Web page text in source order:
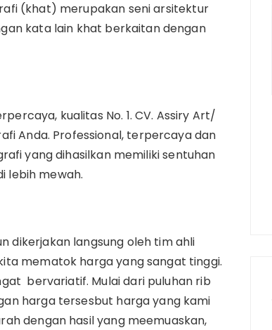
(khat) merupakan seni arsitektur
kata lain khat berkaitan dengan
kualitas No. 1. CV. Assiry Art/
Anda. Professional, terpercaya dan
yang dihasilkan memiliki sentuhan
lebih mewah.
dikerjakan langsung oleh tim ahli
mematok harga yang sangat tinggi.
bervariatif. Mulai dari puluhan rib
harga tersesbut harga yang kami
dengan hasil yang meemuaskan,